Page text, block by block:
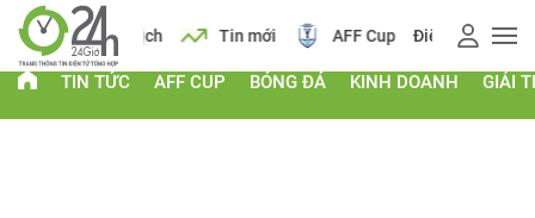
Lịch Tin mới AFF Cup Điểm chuẩn 2026
TIN TỨC AFF CUP BÓNG ĐÁ KINH DOANH GIẢI